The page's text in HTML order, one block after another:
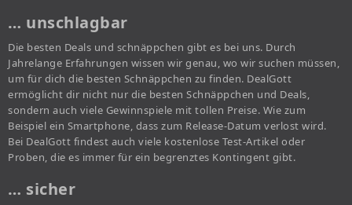
… unschlagbar
Die besten Deals und schnäppchen gibt es bei uns. Durch
Jahrelange Erfahrungen wissen wir genau, wo wir suchen müssen,
um für dich die besten Schnäppchen zu finden. DealGott
ermöglicht dir nicht nur die besten Schnäppchen und Deals,
sondern auch viele Gewinnspiele mit tollen Preise. Wie zum
Beispiel ein Smartphone, dass zum Release-Datum verlost wird.
Bei DealGott findest auch viele kostenlose Test-Artikel oder
Proben, die es immer für ein begrenztes Kontingent gibt.
… sicher